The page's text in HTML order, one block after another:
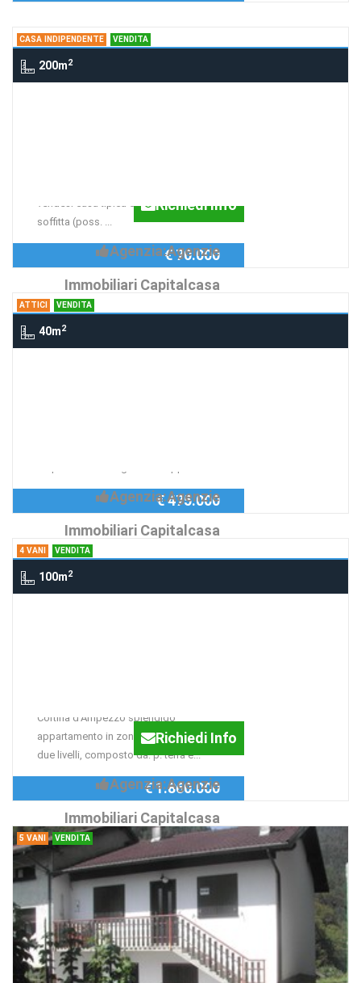
CASA INDIPENDENTE VENDITA
200m2
vendesi casa tipica cadorina 2 livelli +
soffitta (poss. ...
Richiedi Info
Agenzia:Agenzie
Immobiliari Capitalcasa
€ 70.000
ATTICI VENDITA
40m2
Agenzia:Agenzie
Immobiliari Capitalcasa
€ 475.000
4 VANI VENDITA
100m2
Cortina d'Ampezzo splendido
appartamento in zona panoramica, su
due livelli, composto da: p. terra e...
Richiedi Info
Agenzia:Agenzie
Immobiliari Capitalcasa
€ 1.860.000
5 VANI VENDITA